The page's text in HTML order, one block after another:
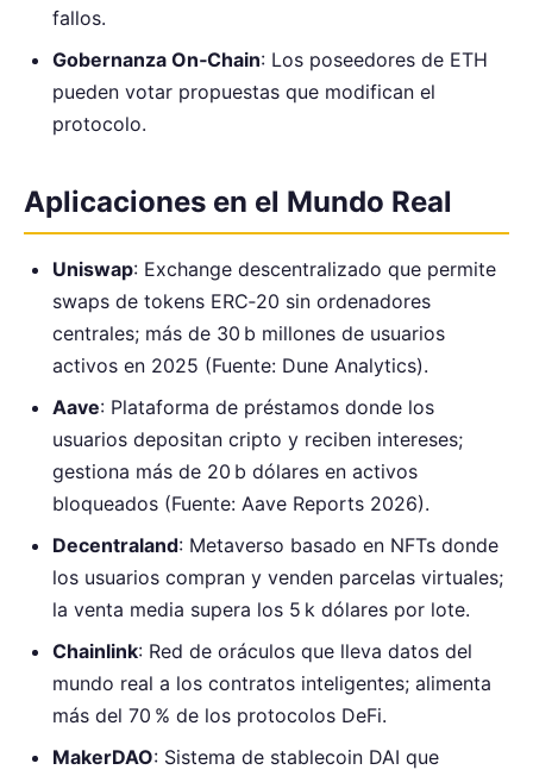
fallos.
Gobernanza On‑Chain: Los poseedores de ETH
pueden votar propuestas que modifican el
protocolo.
Aplicaciones en el Mundo Real
Uniswap: Exchange descentralizado que permite
swaps de tokens ERC‑20 sin ordenadores
centrales; más de 30 b millones de usuarios
activos en 2025 (Fuente: Dune Analytics).
Aave: Plataforma de préstamos donde los
usuarios depositan cripto y reciben intereses;
gestiona más de 20 b dólares en activos
bloqueados (Fuente: Aave Reports 2026).
Decentraland: Metaverso basado en NFTs donde
los usuarios compran y venden parcelas virtuales;
la venta media supera los 5 k dólares por lote.
Chainlink: Red de oráculos que lleva datos del
mundo real a los contratos inteligentes; alimenta
más del 70 % de los protocolos DeFi.
MakerDAO: Sistema de stablecoin DAI que